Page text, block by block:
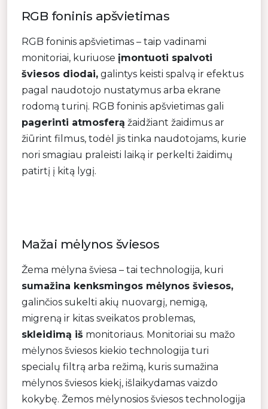
RGB foninis apšvietimas
RGB foninis apšvietimas – taip vadinami
monitoriai, kuriuose įmontuoti spalvoti
šviesos diodai, galintys keisti spalvą ir efektus
pagal naudotojo nustatymus arba ekrane
rodomą turinį. RGB foninis apšvietimas gali
pagerinti atmosferą žaidžiant žaidimus ar
žiūrint filmus, todėl jis tinka naudotojams, kurie
nori smagiau praleisti laiką ir perkelti žaidimų
patirtį į kitą lygį.
Mažai mėlynos šviesos
Žema mėlyna šviesa – tai technologija, kuri
sumažina kenksmingos mėlynos šviesos,
galinčios sukelti akių nuovargį, nemigą,
migreną ir kitas sveikatos problemas,
skleidimą iš monitoriaus. Monitoriai su mažo
mėlynos šviesos kiekio technologija turi
specialų filtrą arba režimą, kuris sumažina
mėlynos šviesos kiekį, išlaikydamas vaizdo
kokybę. Žemos mėlynosios šviesos technologija